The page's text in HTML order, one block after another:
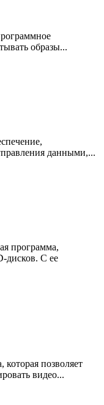
образы...
данными,...
программа,
дисков. С ее
позволяет
видео...